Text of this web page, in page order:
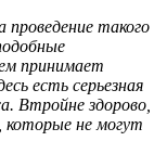
проведение такого
принимает
есть серьезная
Втройне здорово,
не могут